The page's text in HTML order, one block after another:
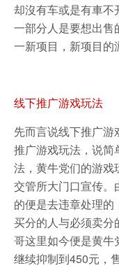
却沒有车或是有車
一部分人是要想出
一新项目，新项目的
线下推广游戏玩法
先而言说线下推广
推广游戏玩法，说
法，黄牛党们的游
交管所大门口宣传
的便是去违章处理
买分的人与必须卖分
哥这里如今便是黄
继续抑制到450元，